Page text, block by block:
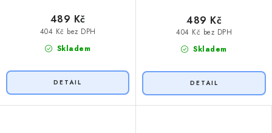
Skladem
404 Kč bez DPH
489 Kč
Skladem
404 Kč bez DPH
489 Kč